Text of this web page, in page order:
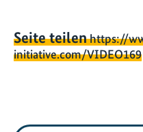
Seite teilenhttps://
initiative.com/VIDEO169